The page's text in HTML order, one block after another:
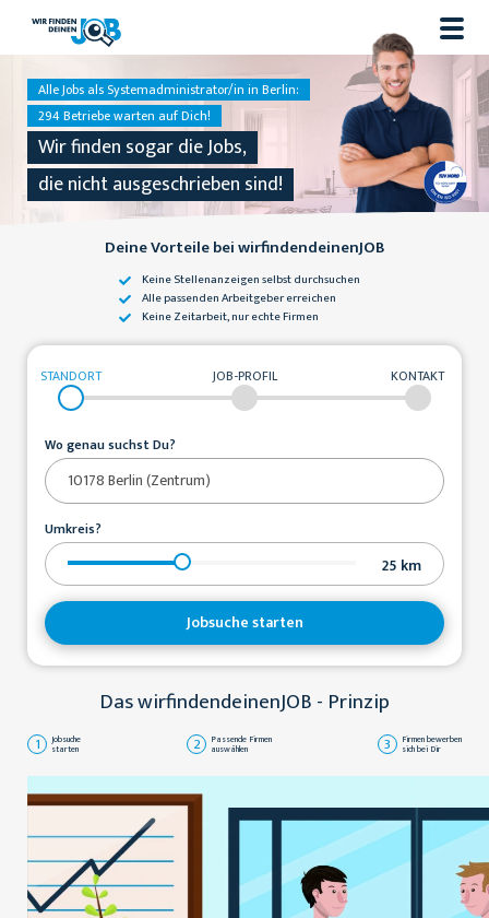
Alle Jobs als Systemadministrator/in in Berlin:
294 Betriebe warten auf Dich!
Wir finden sogar die Jobs,
die nicht ausgeschrieben sind!
Deine Vorteile bei wirfindendeinenJOB
Keine Stellenanzeigenselbst durchsuchen
Alle passendenArbeitgeber erreichen
Keine Zeitarbeit,nur echte Firmen
STANDORT JOB-PROFIL KONTAKT
Wo genau suchst Du?
Umkreis?
25 km
Jobsuche starten
Das wirfindendeinenJOB - Prinzip
1 Jobsuche
starten 2 Passende Firmen
auswählen 3 Firmen bewerben
sich bei Dir